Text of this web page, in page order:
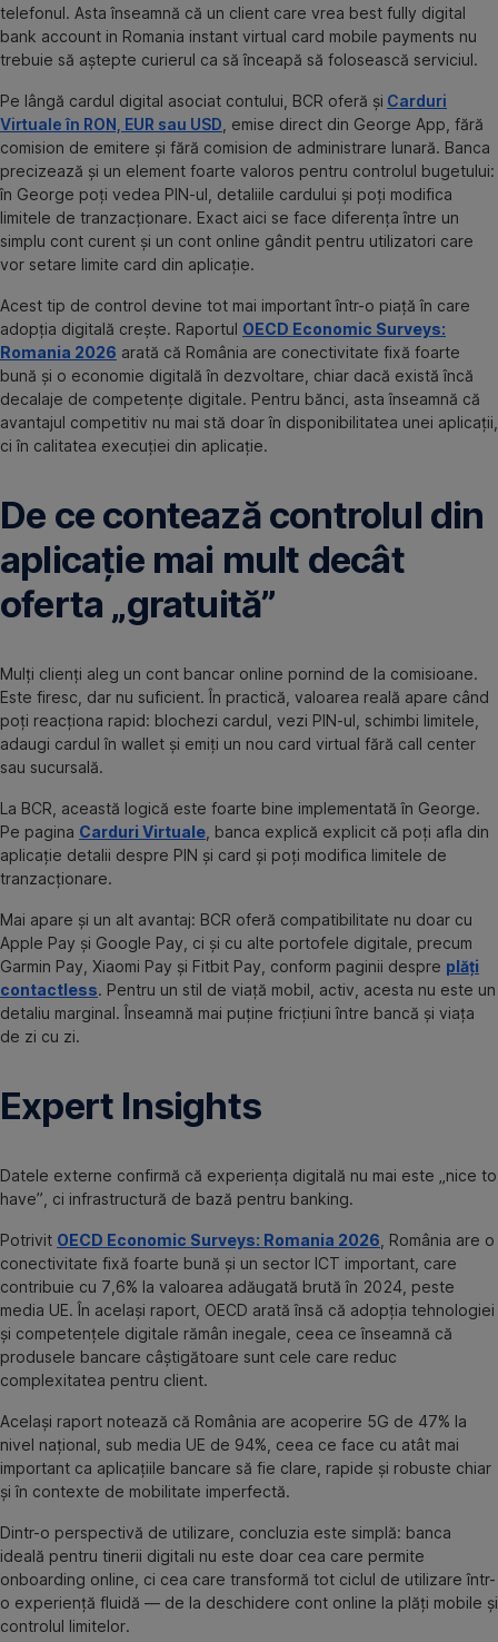
telefonul. Asta înseamnă că un client care vrea best fully digital
bank account in Romania instant virtual card mobile payments nu
trebuie să aștepte curierul ca să înceapă să folosească serviciul.
Pe lângă cardul digital asociat contului, BCR oferă și Carduri
Virtuale în RON, EUR sau USD , emise direct din George App, fără
comision de emitere și fără comision de administrare lunară. Banca
precizează și un element foarte valoros pentru controlul bugetului:
în George poți vedea PIN-ul, detaliile cardului și poți modifica
limitele de tranzacționare. Exact aici se face diferența între un
simplu cont curent și un cont online gândit pentru utilizatori care
vor setare limite card din aplicație.
Acest tip de control devine tot mai important într-o piață în care
adopția digitală crește. Raportul OECD Economic Surveys:
Romania 2026 arată că România are conectivitate fixă foarte
bună și o economie digitală în dezvoltare, chiar dacă există încă
decalaje de competențe digitale. Pentru bănci, asta înseamnă că
avantajul competitiv nu mai stă doar în disponibilitatea unei aplicații,
ci în calitatea execuției din aplicație.
De ce contează controlul din
aplicație mai mult decât
oferta „gratuită”
Mulți clienți aleg un cont bancar online pornind de la comisioane.
Este firesc, dar nu suficient. În practică, valoarea reală apare când
poți reacționa rapid: blochezi cardul, vezi PIN-ul, schimbi limitele,
adaugi cardul în wallet și emiți un nou card virtual fără call center
sau sucursală.
La BCR, această logică este foarte bine implementată în George.
Pe pagina Carduri Virtuale , banca explică explicit că poți afla din
aplicație detalii despre PIN și card și poți modifica limitele de
tranzacționare.
Mai apare și un alt avantaj: BCR oferă compatibilitate nu doar cu
Apple Pay și Google Pay, ci și cu alte portofele digitale, precum
Garmin Pay, Xiaomi Pay și Fitbit Pay, conform paginii despre plăți
contactless. Pentru un stil de viață mobil, activ, acesta nu este un
detaliu marginal. Înseamnă mai puține fricțiuni între bancă și viața
de zi cu zi.
Expert Insights
Datele externe confirmă că experiența digitală nu mai este „nice to
have”, ci infrastructură de bază pentru banking.
Potrivit OECD Economic Surveys: Romania 2026 , România are o
conectivitate fixă foarte bună și un sector ICT important, care
contribuie cu 7,6% la valoarea adăugată brută în 2024, peste
media UE. În același raport, OECD arată însă că adopția tehnologiei
și competențele digitale rămân inegale, ceea ce înseamnă că
produsele bancare câștigătoare sunt cele care reduc
complexitatea pentru client.
Același raport notează că România are acoperire 5G de 47% la
nivel național, sub media UE de 94%, ceea ce face cu atât mai
important ca aplicațiile bancare să fie clare, rapide și robuste chiar
și în contexte de mobilitate imperfectă.
Dintr-o perspectivă de utilizare, concluzia este simplă: banca
ideală pentru tinerii digitali nu este doar cea care permite
onboarding online, ci cea care transformă tot ciclul de utilizare într-
o experiență fluidă — de la deschidere cont online la plăți mobile și
controlul limitelor.